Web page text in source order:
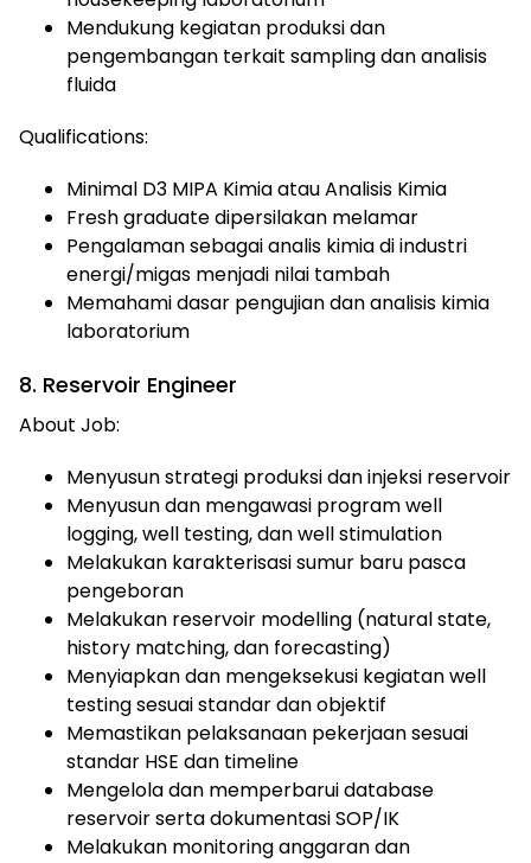
Mendukung kegiatan produksi dan
pengembangan terkait sampling dan analisis
fluida
Qualifications:
Minimal D3 MIPA Kimia atau Analisis Kimia
Fresh graduate dipersilakan melamar
Pengalaman sebagai analis kimia di industri
energi/migas menjadi nilai tambah
Memahami dasar pengujian dan analisis kimia
laboratorium
8. Reservoir Engineer
About Job:
Menyusun strategi produksi dan injeksi reservoir
Menyusun dan mengawasi program well
logging, well testing, dan well stimulation
Melakukan karakterisasi sumur baru pasca
pengeboran
Melakukan reservoir modelling (natural state,
history matching, dan forecasting)
Menyiapkan dan mengeksekusi kegiatan well
testing sesuai standar dan objektif
Memastikan pelaksanaan pekerjaan sesuai
standar HSE dan timeline
Mengelola dan memperbarui database
reservoir serta dokumentasi SOP/IK
Melakukan monitoring anggaran dan